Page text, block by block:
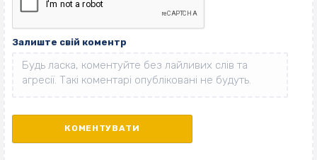
Залиште свій коментр